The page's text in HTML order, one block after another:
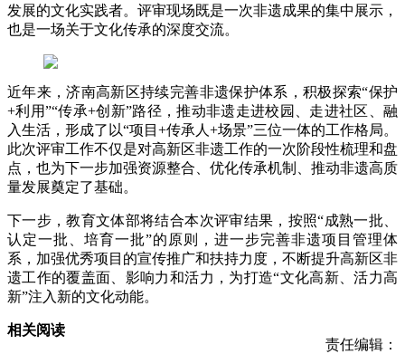
发展的文化实践者。评审现场既是一次非遗成果的集中展示，
也是一场关于文化传承的深度交流。
近年来，济南高新区持续完善非遗保护体系，积极探索“保护
+利用”“传承+创新”路径，推动非遗走进校园、走进社区、融
入生活，形成了以“项目+传承人+场景”三位一体的工作格局。
此次评审工作不仅是对高新区非遗工作的一次阶段性梳理和盘
点，也为下一步加强资源整合、优化传承机制、推动非遗高质
量发展奠定了基础。
下一步，教育文体部将结合本次评审结果，按照“成熟一批、
认定一批、培育一批”的原则，进一步完善非遗项目管理体
系，加强优秀项目的宣传推广和扶持力度，不断提升高新区非
遗工作的覆盖面、影响力和活力，为打造“文化高新、活力高
新”注入新的文化动能。
责任编辑：
相关阅读